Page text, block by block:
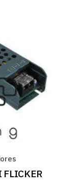
FLICKER